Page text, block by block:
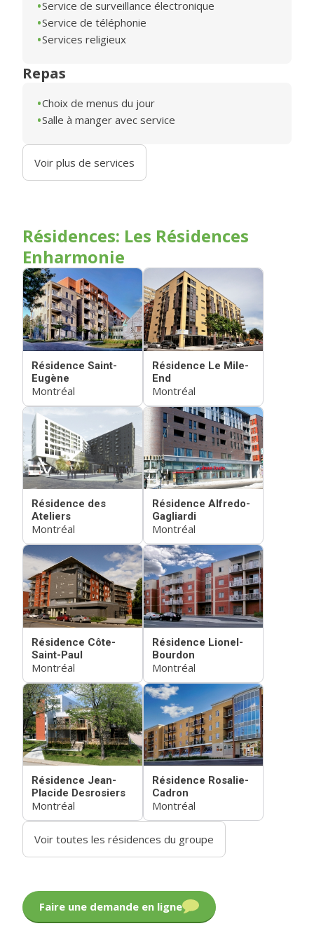
Service de surveillance électronique
Service de téléphonie
Services religieux
Repas
Choix de menus du jour
Salle à manger avec service
Voir plus de services
Résidences: Les Résidences
Enharmonie
Résidence Saint-
Eugène
Montréal
Résidence Le Mile-
End
Montréal
Résidence des
Ateliers
Montréal
Résidence Alfredo-
Gagliardi
Montréal
Résidence Côte-
Saint-Paul
Montréal
Résidence Lionel-
Bourdon
Montréal
Résidence Jean-
Placide Desrosiers
Montréal
Résidence Rosalie-
Cadron
Montréal
Voir toutes les résidences du groupe
Faire une demande en ligne